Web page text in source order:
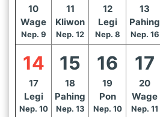
10
Wage
Nep. 9
11
Kliwon
Nep. 12
12
Legi
Nep. 8
13
Pahing
Nep. 16
14
17
Legi
Nep. 10
15
18
Pahing
Nep. 13
16
19
Pon
Nep. 10
17
20
Wage
Nep. 11